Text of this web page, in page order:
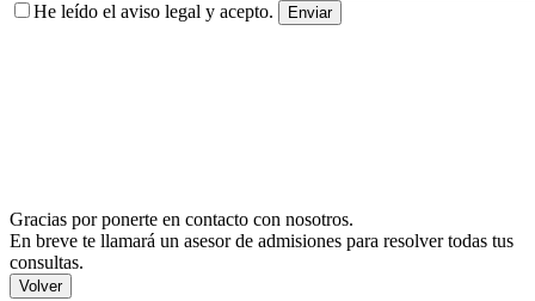
He leído el aviso legal y acepto.
Gracias por ponerte en contacto con nosotros.
En breve te llamará un asesor de admisiones para resolver todas tus
consultas.
Volver